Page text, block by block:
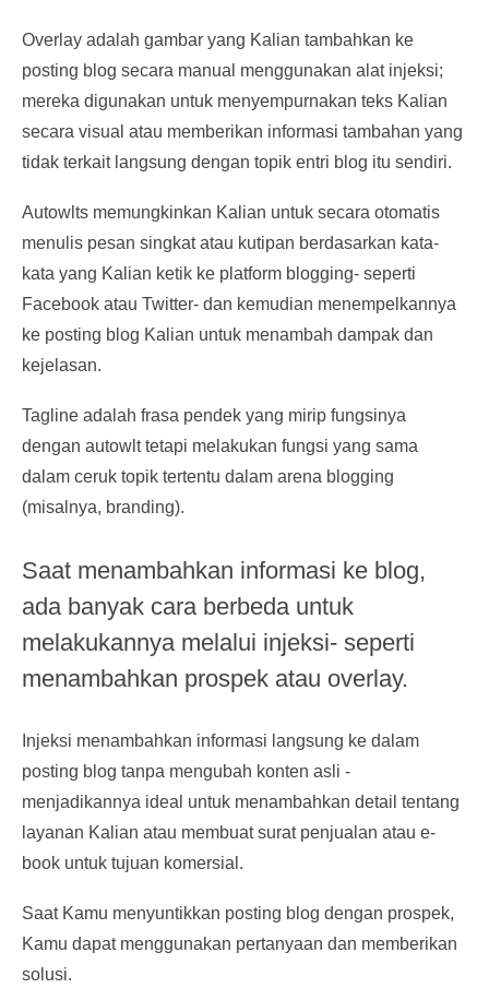
Overlay adalah gambar yang Kalian tambahkan ke
posting blog secara manual menggunakan alat injeksi;
mereka digunakan untuk menyempurnakan teks Kalian
secara visual atau memberikan informasi tambahan yang
tidak terkait langsung dengan topik entri blog itu sendiri.
Autowlts memungkinkan Kalian untuk secara otomatis
menulis pesan singkat atau kutipan berdasarkan kata-
kata yang Kalian ketik ke platform blogging- seperti
Facebook atau Twitter- dan kemudian menempelkannya
ke posting blog Kalian untuk menambah dampak dan
kejelasan.
Tagline adalah frasa pendek yang mirip fungsinya
dengan autowlt tetapi melakukan fungsi yang sama
dalam ceruk topik tertentu dalam arena blogging
(misalnya, branding).
Saat menambahkan informasi ke blog,
ada banyak cara berbeda untuk
melakukannya melalui injeksi- seperti
menambahkan prospek atau overlay.
Injeksi menambahkan informasi langsung ke dalam
posting blog tanpa mengubah konten asli -
menjadikannya ideal untuk menambahkan detail tentang
layanan Kalian atau membuat surat penjualan atau e-
book untuk tujuan komersial.
Saat Kamu menyuntikkan posting blog dengan prospek,
Kamu dapat menggunakan pertanyaan dan memberikan
solusi.